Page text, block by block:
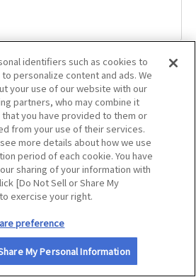
森林の湯 入館料大人（中学生以
上）1,100円（入湯税/税込）→ 95
0円（税込）
店舗を見る
ウンパレス
数2件
店舗を見る
北九州
宿泊料金 JAF会員価格（5%〜10%
割引）
宿泊料金 JAF会員価格（5%〜10%
割引）
identifiers such as cookies to
personalize content and ads. We
your use of our website with our
partners, who may combine it
you have provided to them or
from your use of their services.
more details about how we use
period of each cookie. You have
sharing of your information with
[Do Not Sell or Share My
exercise your right.
preference
My Personal Information